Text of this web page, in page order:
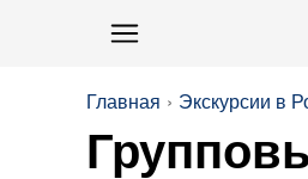
Главная Экскурсии в